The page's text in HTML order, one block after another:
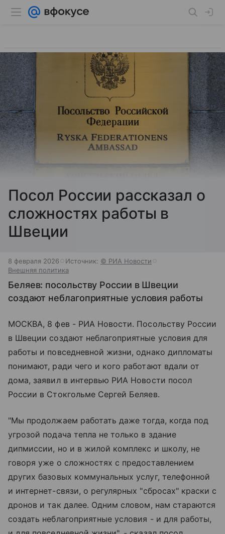
Посол России рассказал о
сложностях работы в
Швеции
8 февраля 2026 Источник: © РИА Новости
Внешняя политика
Беляев: посольству России в Швеции
создают неблагоприятные условия работы
МОСКВА, 8 фев - РИА Новости. Посольству России
в Швеции создают неблагоприятные условия для
работы и повседневной жизни, однако дипломаты
понимают, ради чего и кого работают вдали от
дома, заявил в интервью РИА Новости посол
России в Стокгольме Сергей Беляев.
"Мы продолжаем работать даже тогда, когда под
угрозой подача тепла не только в здание
дипмиссии, но и в жилой комплекс и школу, не
говоря уже о сложностях с предоставлением
других базовых коммунальных услуг, телефонной
и интернет-связи, о регулярных "сбросах" краски с
дронов и так далее. Одним словом, нам стараются
создать неблагоприятные условия - и для работы,